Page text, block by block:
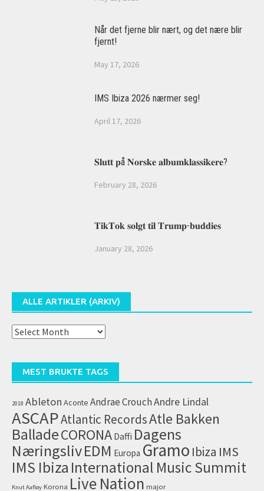
Når det fjerne blir nært, og det nære blir
fjernt!
May 17, 2026
IMS Ibiza 2026 nærmer seg!
April 17, 2026
𝐒𝐥𝐮𝐭𝐭 𝐩å 𝐍𝐨𝐫𝐬𝐤𝐞 𝐚𝐥𝐛𝐮𝐦𝐤𝐥𝐚𝐬𝐬𝐢𝐤𝐞𝐫𝐞?
February 28, 2026
𝐓𝐢𝐤𝐓𝐨𝐤 𝐬𝐨𝐥𝐠𝐭 𝐭𝐢𝐥 𝐓𝐫𝐮𝐦𝐩-𝐛𝐮𝐝𝐝𝐢𝐞𝐬
January 28, 2026
ALLE ARTIKLER (ARKIV)
Alle
(arkiv)
MEST BRUKTE TAGS
2018 Ableton Aconte Andrae CrouchAndre Lindal
ASCAPAtlantic RecordsAtle Bakken
BalladeCORONA Daffi Dagens
NæringslivEDM Europa Gramo Ibiza IMS
IMS Ibiza International Music Summit
Knut Aafløy Korona Live Nation major